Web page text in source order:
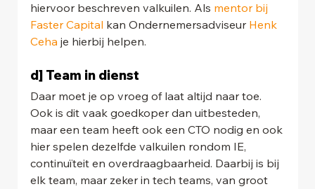
hiervoor beschreven valkuilen. Als mentor bij
Faster Capital kan Ondernemersadviseur Henk
Ceha je hierbij helpen.
d] Team in dienst
Daar moet je op vroeg of laat altijd naar toe.
Ook is dit vaak goedkoper dan uitbesteden,
maar een team heeft ook een CTO nodig en ook
hier spelen dezelfde valkuilen rondom IE,
continuïteit en overdraagbaarheid. Daarbij is bij
elk team, maar zeker in tech teams, van groot